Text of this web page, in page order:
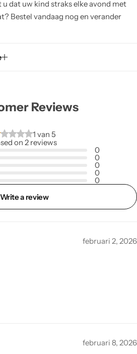
dat uw kind straks elke avond met
Bestel vandaag nog en verander
Reviews
1 van 5
on 2 reviews
0
0
0
0
0
Write a review
februari 2, 2026
februari 8, 2026